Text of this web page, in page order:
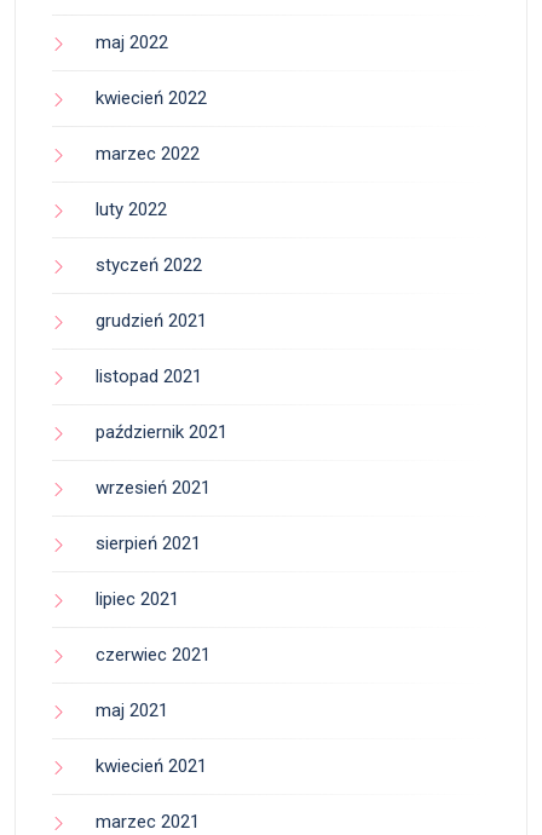
maj 2022
kwiecień 2022
marzec 2022
luty 2022
styczeń 2022
grudzień 2021
listopad 2021
październik 2021
wrzesień 2021
sierpień 2021
lipiec 2021
czerwiec 2021
maj 2021
kwiecień 2021
marzec 2021